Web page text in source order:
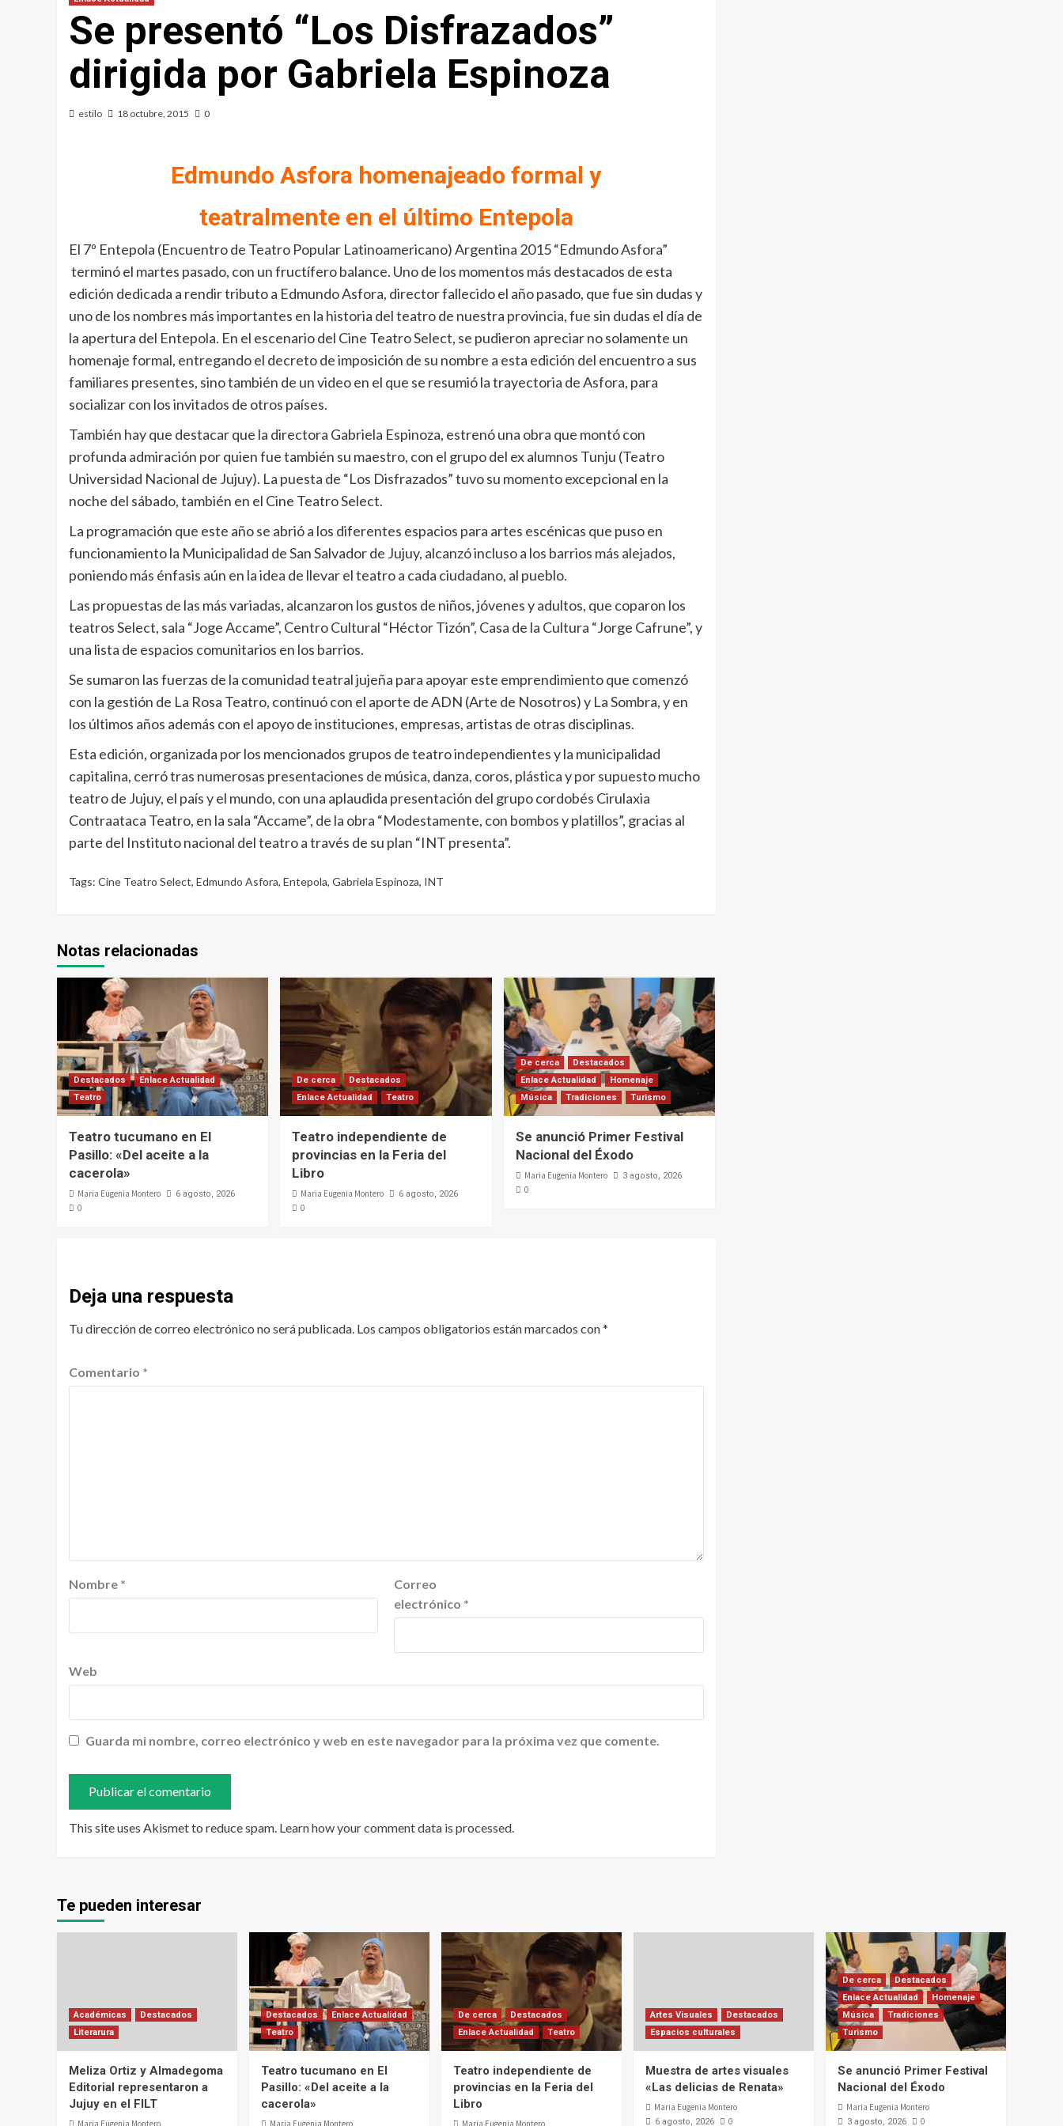
Se presentó “Los Disfrazados”
dirigida por Gabriela Espinoza
estilo 18 octubre, 2015 0
Edmundo Asfora homenajeado formal y
teatralmente en el último Entepola
El 7º Entepola (Encuentro de Teatro Popular Latinoamericano) Argentina 2015 “Edmundo Asfora”
terminó el martes pasado, con un fructífero balance. Uno de los momentos más destacados de esta
edición dedicada a rendir tributo a Edmundo Asfora, director fallecido el año pasado, que fue sin dudas y
uno de los nombres más importantes en la historia del teatro de nuestra provincia, fue sin dudas el día de
la apertura del Entepola. En el escenario del Cine Teatro Select, se pudieron apreciar no solamente un
homenaje formal, entregando el decreto de imposición de su nombre a esta edición del encuentro a sus
familiares presentes, sino también de un video en el que se resumió la trayectoria de Asfora, para
socializar con los invitados de otros países.
También hay que destacar que la directora Gabriela Espinoza, estrenó una obra que montó con
profunda admiración por quien fue también su maestro, con el grupo del ex alumnos Tunju (Teatro
Universidad Nacional de Jujuy). La puesta de “Los Disfrazados” tuvo su momento excepcional en la
noche del sábado, también en el Cine Teatro Select.
La programación que este año se abrió a los diferentes espacios para artes escénicas que puso en
funcionamiento la Municipalidad de San Salvador de Jujuy, alcanzó incluso a los barrios más alejados,
poniendo más énfasis aún en la idea de llevar el teatro a cada ciudadano, al pueblo.
Las propuestas de las más variadas, alcanzaron los gustos de niños, jóvenes y adultos, que coparon los
teatros Select, sala “Joge Accame”, Centro Cultural “Héctor Tizón”, Casa de la Cultura “Jorge Cafrune”, y
una lista de espacios comunitarios en los barrios.
Se sumaron las fuerzas de la comunidad teatral jujeña para apoyar este emprendimiento que comenzó
con la gestión de La Rosa Teatro, continuó con el aporte de ADN (Arte de Nosotros) y La Sombra, y en
los últimos años además con el apoyo de instituciones, empresas, artistas de otras disciplinas.
Esta edición, organizada por los mencionados grupos de teatro independientes y la municipalidad
capitalina, cerró tras numerosas presentaciones de música, danza, coros, plástica y por supuesto mucho
teatro de Jujuy, el país y el mundo, con una aplaudida presentación del grupo cordobés Cirulaxia
Contraataca Teatro, en la sala “Accame”, de la obra “Modestamente, con bombos y platillos”, gracias al
parte del Instituto nacional del teatro a través de su plan “INT presenta”.
Tags: Cine Teatro Select, Edmundo Asfora, Entepola, Gabriela Espinoza, INT
Notas relacionadas
Destacados
Enlace Actualidad
Teatro
Teatro tucumano en El
Pasillo: «Del aceite a la
cacerola»
Maria Eugenia Montero 6 agosto, 2026
0
De cerca
Destacados
Enlace Actualidad
Teatro
Teatro independiente de
provincias en la Feria del
Libro
Maria Eugenia Montero 6 agosto, 2026
0
De cerca
Destacados
Enlace Actualidad
Homenaje
Música
Tradiciones Turismo
Se anunció Primer Festival
Nacional del Éxodo
Maria Eugenia Montero 3 agosto, 2026
0
Deja una respuesta
Tu dirección de correo electrónico no será publicada. Los campos obligatorios están marcados con*
Comentario *
Nombre *
Correo
electrónico *
Web
Guarda mi nombre, correo electrónico y web en este navegador para la próxima vez que comente.
This site uses Akismet to reduce spam. Learn how your comment data is processed
Te pueden interesar
Académicas
Destacados
Literarura
Meliza Ortiz y Almadegoma
Editorial representaron a
Jujuy en el FILT
Maria Eugenia Montero
Destacados
Enlace Actualidad
Teatro
Teatro tucumano en El
Pasillo: «Del aceite a la
cacerola»
Maria Eugenia Montero
De cerca
Destacados
Enlace Actualidad
Teatro
Teatro independiente de
provincias en la Feria del
Libro
Maria Eugenia Montero
Artes Visuales
Destacados
Espacios culturales
Muestra de artes visuales
«Las delicias de Renata»
Maria Eugenia Montero
6 agosto, 2026 0
De cerca
Destacados
Enlace Actualidad
Homenaje
Música
Tradiciones
Turismo
Se anunció Primer Festival
Nacional del Éxodo
Maria Eugenia Montero
3 agosto, 2026 0